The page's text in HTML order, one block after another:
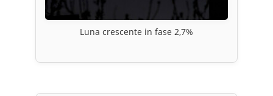
Luna crescente in fase 2,7%